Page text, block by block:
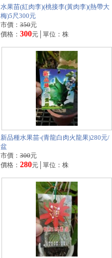
水果苗(紅肉李)(桃接李(黃肉李)(熱帶大
梅)5尺300元
市價： 350元
價格： 300元│單位：株
新品種水果苗-(青龍白肉火龍果)280元/
盆
市價： 300元
價格： 280元│單位：株